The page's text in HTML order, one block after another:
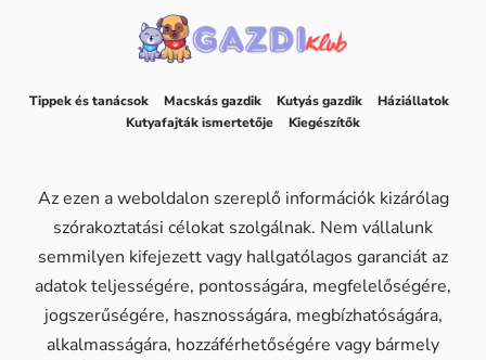
Tippek és tanácsok Macskás gazdik Kutyás gazdik
Háziállatok
Kutyafajták ismertetője
Kiegészítők
Az ezen a weboldalon szereplő információk kizárólag
szórakoztatási célokat szolgálnak. Nem vállalunk
semmilyen kifejezett vagy hallgatólagos garanciát az
adatok teljességére, pontosságára, megfelelőségére,
jogszerűségére, hasznosságára, megbízhatóságára,
alkalmasságára, hozzáférhetőségére vagy bármely